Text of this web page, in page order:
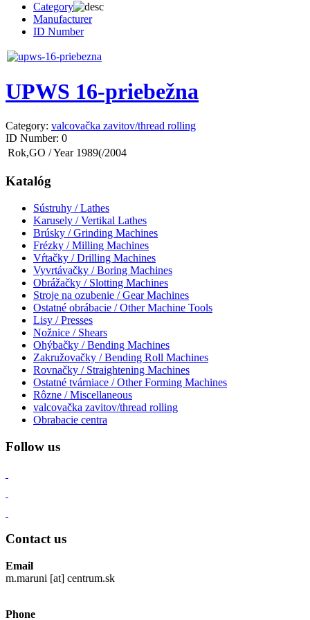
Category
Manufacturer
ID Number
UPWS 16-priebežna
Category: valcovačka zavitov/thread rolling
ID Number: 0
Rok,GO / Year 1989(/2004
Katalóg
Sústruhy / Lathes
Karusely / Vertikal Lathes
Brúsky / Grinding Machines
Frézky / Milling Machines
Vŕtačky / Drilling Machines
Vyvrtávačky / Boring Machines
Obrážačky / Slotting Machines
Stroje na ozubenie / Gear Machines
Ostatné obrábacie / Other Machine Tools
Lisy / Presses
Nožnice / Shears
Ohýbačky / Bending Machines
Zakružovačky / Bending Roll Machines
Rovnačky / Straightening Machines
Ostatné tvárniace / Other Forming Machines
Rôzne / Miscellaneous
valcovačka zavitov/thread rolling
Obrabacie centra
Follow us
Contact us
Email
m.maruni [at] centrum.sk
Phone